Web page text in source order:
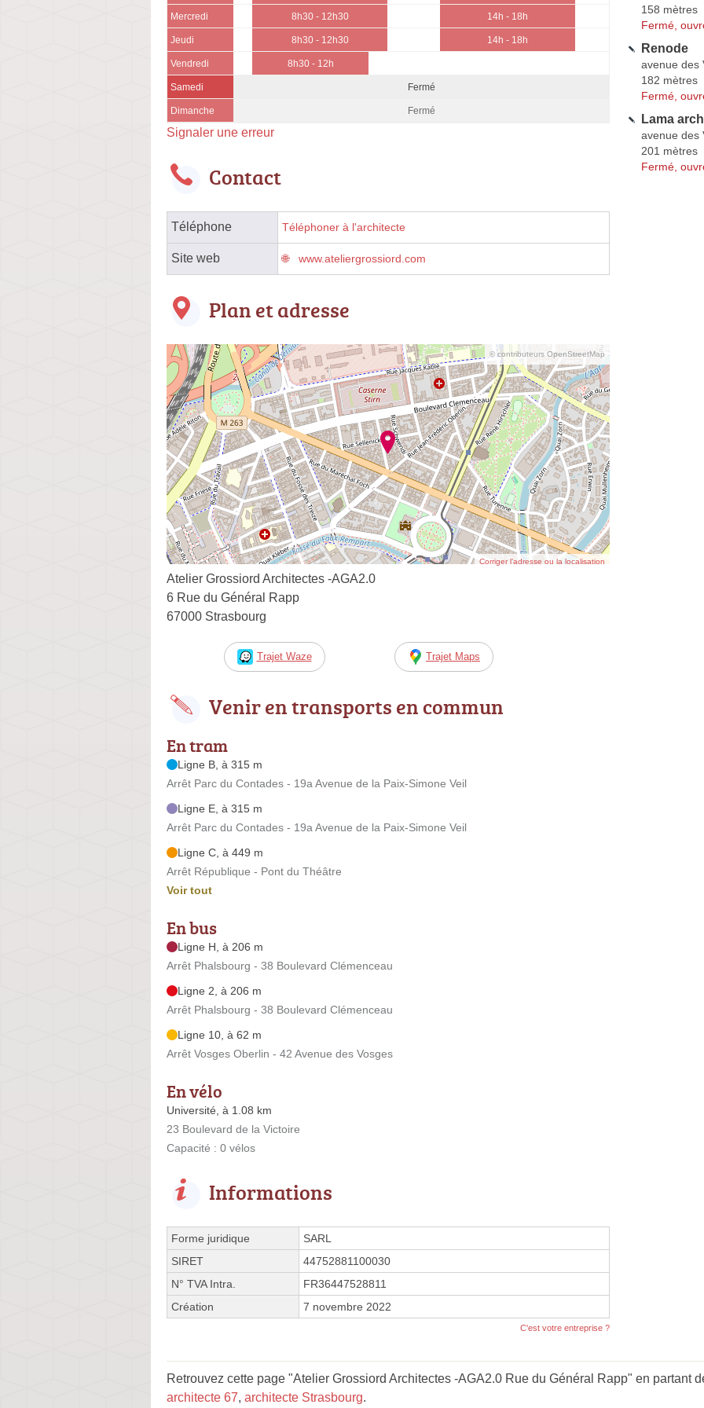
Mercredi 8h30 - 12h30 14h - 18h
Jeudi 8h30 - 12h30 14h - 18h
Vendredi 8h30 - 12h
Samedi Fermé
Dimanche Fermé
Signaler une erreur
Contact
Téléphone Téléphoner à l'architecte
Site web www.ateliergrossiord.com
Plan et adresse
© contributeurs OpenStreetMap
Corriger l’adresse ou la localisation
Atelier Grossiord Architectes -AGA2.0
6 Rue du Général Rapp
67000 Strasbourg
Trajet Waze Trajet Maps
Venir en transports en commun
En tram
Ligne B, à 315 m
Arrêt Parc du Contades - 19a Avenue de la Paix-Simone Veil
Ligne E, à 315 m
Arrêt Parc du Contades - 19a Avenue de la Paix-Simone Veil
Ligne C, à 449 m
Arrêt République - Pont du Théâtre
Voir tout
En bus
Ligne H, à 206 m
Arrêt Phalsbourg - 38 Boulevard Clémenceau
Ligne 2, à 206 m
Arrêt Phalsbourg - 38 Boulevard Clémenceau
Ligne 10, à 62 m
Arrêt Vosges Oberlin - 42 Avenue des Vosges
En vélo
Université, à 1.08 km
23 Boulevard de la Victoire
Capacité : 0 vélos
Informations
Forme juridique
SARL
SIRET
44752881100030
N° TVA Intra.
FR36447528811
Création
7 novembre 2022
C'est votre entreprise ?
158 mètres
Fermé,
Renode
avenue des
182 mètres
Fermé,
Lama
avenue des
201 mètres
Fermé,
Retrouvez cette page "Atelier Grossiord Architectes -AGA2.0 Rue du Général Rapp" en partant
architecte 67, architecte Strasbourg.